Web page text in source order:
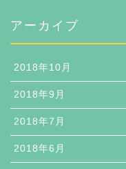
アーカイブ
2018年10月
2018年9月
2018年7月
2018年6月